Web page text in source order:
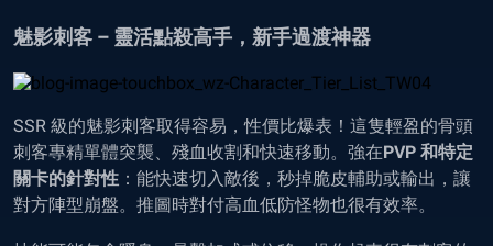
魅影刺客 – 靈活點殺高手，新手過渡神器
SSR 級的魅影刺客取得容易，性價比爆表！這隻輕盈的骨頭
刺客專精單體突襲、殘血收割和快速移動。強在PVP 和特定
關卡的針對性 ：能快速切入敵後，秒掉脆皮輔助或輸出，讓
對方陣型崩盤。推圖時對付高血低防怪物也很有效率。